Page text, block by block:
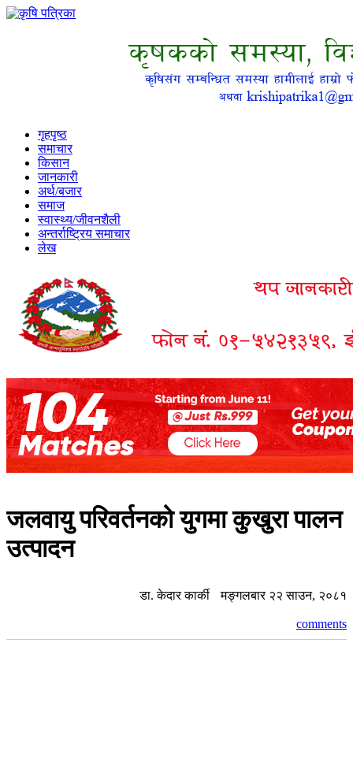
गृहपृष्ठ
समाचार
किसान
जानकारी
अर्थ/बजार
समाज
स्वास्थ्य/जीवनशैली
अन्तर्राष्ट्रिय समाचार
लेख
जलवायु परिवर्तनको युगमा कुखुरा पालन
उत्पादन
डा. केदार कार्की मङ्गलबार २२ साउन, २०८१
comments